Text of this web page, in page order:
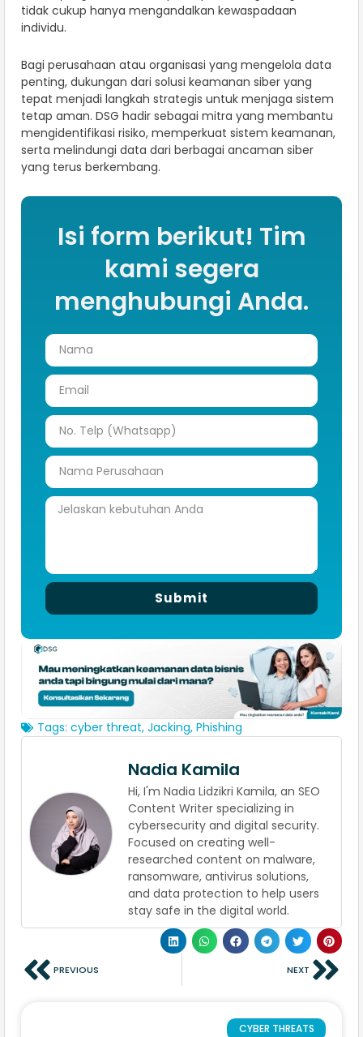
tidak cukup hanya mengandalkan kewaspadaan
individu.
Bagi perusahaan atau organisasi yang mengelola data
penting, dukungan dari solusi keamanan siber yang
tepat menjadi langkah strategis untuk menjaga sistem
tetap aman. DSG hadir sebagai mitra yang membantu
mengidentifikasi risiko, memperkuat sistem keamanan,
serta melindungi data dari berbagai ancaman siber
yang terus berkembang.
Isi form berikut! Tim
kami segera
menghubungi Anda.
Submit
Tags: cyber threat, Jacking, Phishing
Nadia Kamila
Hi, I'm Nadia Lidzikri Kamila, an SEO
Content Writer specializing in
cybersecurity and digital security.
Focused on creating well-
researched content on malware,
ransomware, antivirus solutions,
and data protection to help users
stay safe in the digital world.
PREVIOUS NEXT
CYBER THREATS